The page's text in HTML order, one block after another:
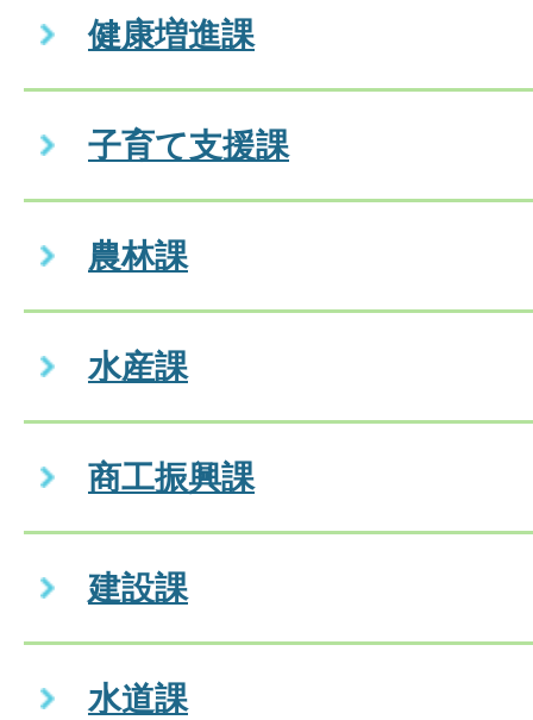
健康増進課
子育て支援課
農林課
水産課
商工振興課
建設課
水道課